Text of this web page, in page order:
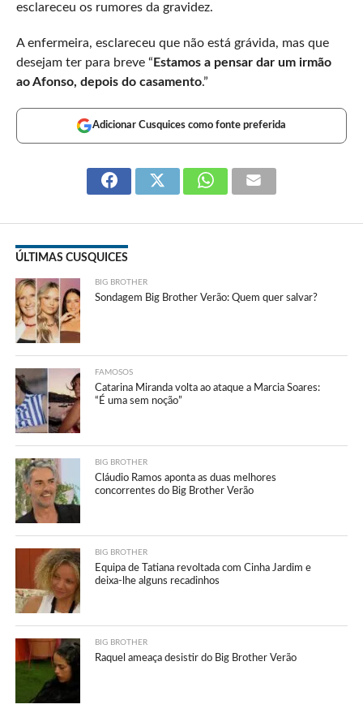
esclareceu os rumores da gravidez.
A enfermeira, esclareceu que não está grávida, mas que
desejam ter para breve “ Estamos a pensar dar um irmão
ao Afonso, depois do casamento.”
Adicionar Cusquices como fonte preferida
ÚLTIMAS CUSQUICES
BIG BROTHER
Sondagem Big Brother Verão: Quem quer salvar?
FAMOSOS
Catarina Miranda volta ao ataque a Marcia Soares:
“É uma sem noção”
BIG BROTHER
Cláudio Ramos aponta as duas melhores
concorrentes do Big Brother Verão
BIG BROTHER
Equipa de Tatiana revoltada com Cinha Jardim e
deixa-lhe alguns recadinhos
BIG BROTHER
Raquel ameaça desistir do Big Brother Verão